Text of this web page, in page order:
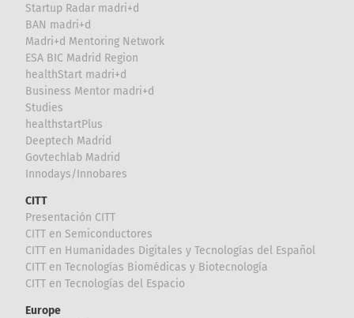
Startup Radar madri+d
BAN madri+d
Madri+d Mentoring Network
ESA BIC Madrid Region
healthStart madri+d
Business Mentor madri+d
Studies
healthstartPlus
Deeptech Madrid
Govtechlab Madrid
Innodays/Innobares
CITT
Presentación CITT
CITT en Semiconductores
CITT en Humanidades Digitales y Tecnologías del Español
CITT en Tecnologías Biomédicas y Biotecnología
CITT en Tecnologías del Espacio
Europe